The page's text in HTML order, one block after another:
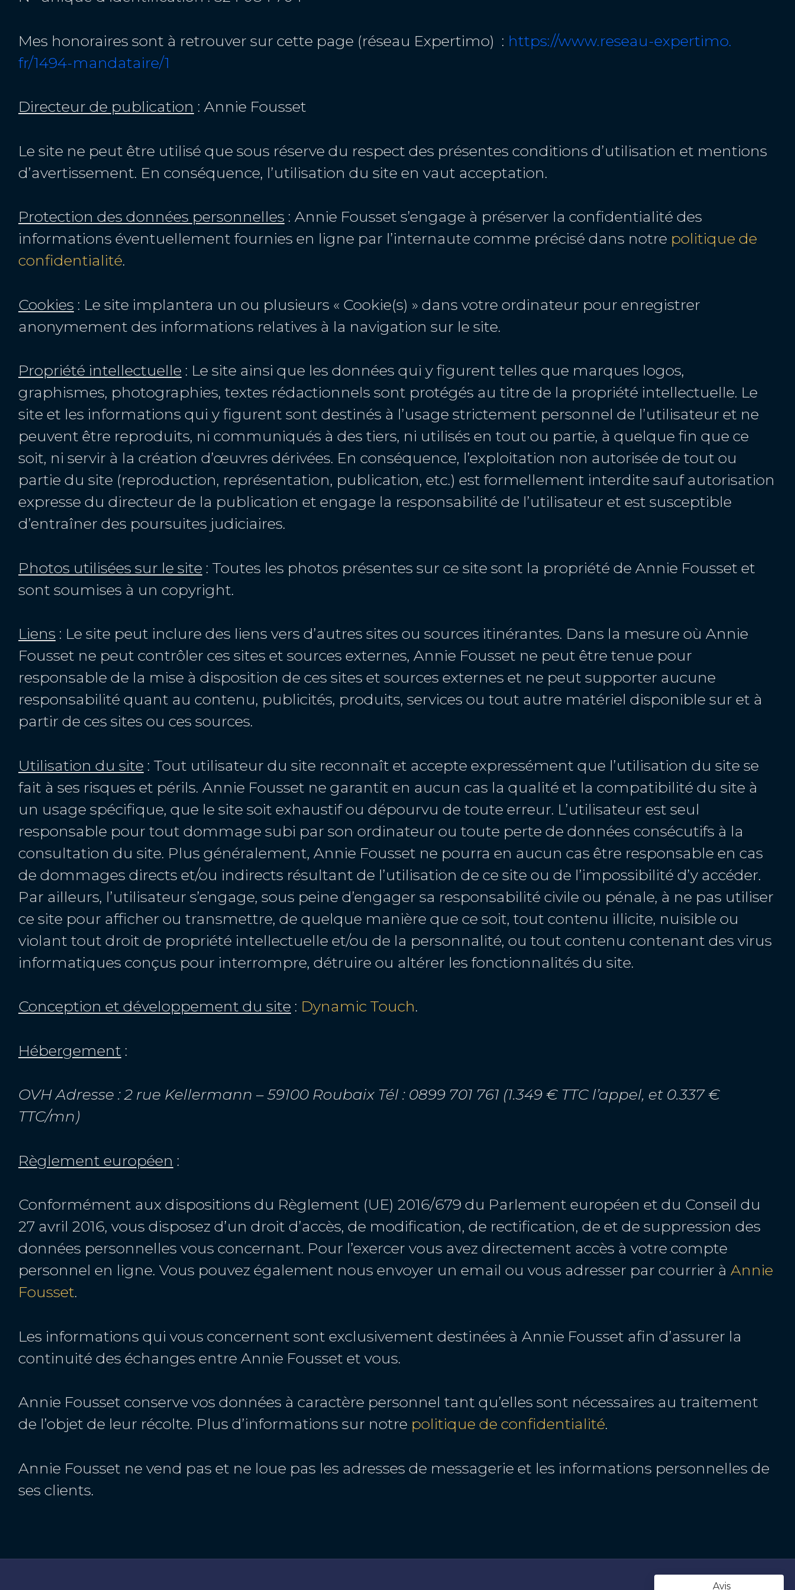
Mes honoraires sont à retrouver sur cette page (réseau Expertimo) : https://www.reseau-expertimo.
fr/1494-mandataire/1
Directeur de publication : Annie Fousset
Le site ne peut être utilisé que sous réserve du respect des présentes conditions d’utilisation et mentions
d’avertissement. En conséquence, l’utilisation du site en vaut acceptation.
Protection des données personnelles : Annie Fousset s’engage à préserver la confidentialité des
informations éventuellement fournies en ligne par l’internaute comme précisé dans notre politique de
confidentialité.
Cookies : Le site implantera un ou plusieurs « Cookie(s) » dans votre ordinateur pour enregistrer
anonymement des informations relatives à la navigation sur le site.
Propriété intellectuelle : Le site ainsi que les données qui y figurent telles que marques logos,
graphismes, photographies, textes rédactionnels sont protégés au titre de la propriété intellectuelle. Le
site et les informations qui y figurent sont destinés à l’usage strictement personnel de l’utilisateur et ne
peuvent être reproduits, ni communiqués à des tiers, ni utilisés en tout ou partie, à quelque fin que ce
soit, ni servir à la création d’œuvres dérivées. En conséquence, l’exploitation non autorisée de tout ou
partie du site (reproduction, représentation, publication, etc.) est formellement interdite sauf autorisation
expresse du directeur de la publication et engage la responsabilité de l’utilisateur et est susceptible
d’entraîner des poursuites judiciaires.
Photos utilisées sur le site : Toutes les photos présentes sur ce site sont la propriété de Annie Fousset et
sont soumises à un copyright.
Liens : Le site peut inclure des liens vers d’autres sites ou sources itinérantes. Dans la mesure où Annie
Fousset ne peut contrôler ces sites et sources externes, Annie Fousset ne peut être tenue pour
responsable de la mise à disposition de ces sites et sources externes et ne peut supporter aucune
responsabilité quant au contenu, publicités, produits, services ou tout autre matériel disponible sur et à
partir de ces sites ou ces sources.
Utilisation du site : Tout utilisateur du site reconnaît et accepte expressément que l’utilisation du site se
fait à ses risques et périls. Annie Fousset ne garantit en aucun cas la qualité et la compatibilité du site à
un usage spécifique, que le site soit exhaustif ou dépourvu de toute erreur. L’utilisateur est seul
responsable pour tout dommage subi par son ordinateur ou toute perte de données consécutifs à la
consultation du site. Plus généralement, Annie Fousset ne pourra en aucun cas être responsable en cas
de dommages directs et/ou indirects résultant de l’utilisation de ce site ou de l’impossibilité d’y accéder.
Par ailleurs, l’utilisateur s’engage, sous peine d’engager sa responsabilité civile ou pénale, à ne pas utiliser
ce site pour afficher ou transmettre, de quelque manière que ce soit, tout contenu illicite, nuisible ou
violant tout droit de propriété intellectuelle et/ou de la personnalité, ou tout contenu contenant des virus
informatiques conçus pour interrompre, détruire ou altérer les fonctionnalités du site.
Conception et développement du site : Dynamic Touch.
Hébergement :
OVH Adresse : 2 rue Kellermann – 59100 Roubaix Tél : 0899 701 761 (1.349 € TTC l’appel, et 0.337 €
TTC/mn)
Règlement européen :
Conformément aux dispositions du Règlement (UE) 2016/679 du Parlement européen et du Conseil du
27 avril 2016, vous disposez d’un droit d’accès, de modification, de rectification, de et de suppression des
données personnelles vous concernant. Pour l’exercer vous avez directement accès à votre compte
personnel en ligne. Vous pouvez également nous envoyer un email ou vous adresser par courrier à Annie
Fousset.
Les informations qui vous concernent sont exclusivement destinées à Annie Fousset afin d’assurer la
continuité des échanges entre Annie Fousset et vous.
Annie Fousset conserve vos données à caractère personnel tant qu’elles sont nécessaires au traitement
de l’objet de leur récolte. Plus d’informations sur notre politique de confidentialité.
Annie Fousset ne vend pas et ne loue pas les adresses de messagerie et les informations personnelles de
ses clients.
Avis